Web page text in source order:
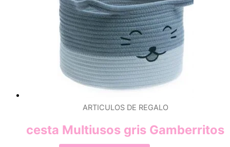
ARTICULOS DE REGALO
cesta Multiusos gris Gamberritos